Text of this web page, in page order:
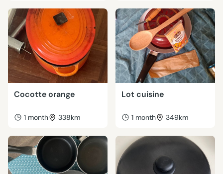
Cocotte orange
1 month 338km
Lot cuisine
1 month 349km